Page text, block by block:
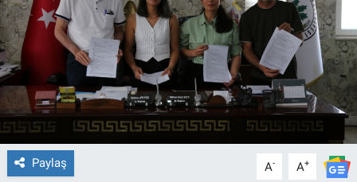
Paylaş A- A+
SAĞLIK
SPOR
TEKNOLOJİ